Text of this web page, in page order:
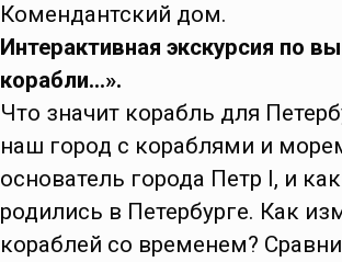
Комендантский дом.
Интерактивная экскурсия по
корабли…».
Что значит корабль для
наш город с кораблями и
основатель города Петр I, и
родились в Петербурге. Как
кораблей со временем?